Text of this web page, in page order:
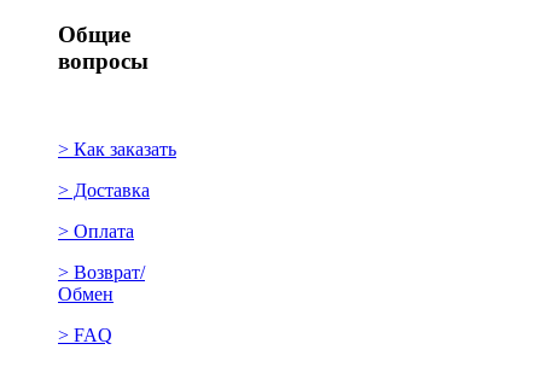
Общие
вопросы
> Как заказать
> Доставка
> Оплата
> Возврат/
Обмен
> FAQ